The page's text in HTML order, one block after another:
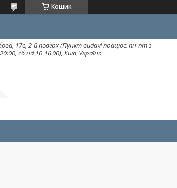
Кошик
17в, 2-й поверх (Пункт видачі працює: пн-пт з
сб-нд 10-16 00), Київ, Україна